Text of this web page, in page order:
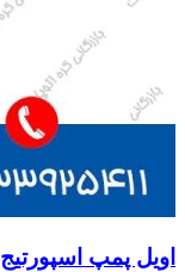
اویل پمپ اسپورتیج